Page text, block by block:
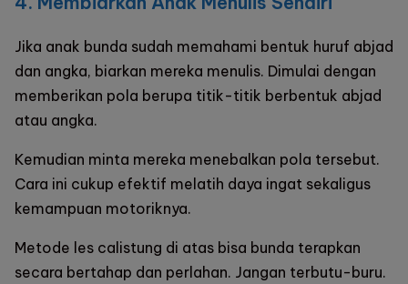
Jika anak bunda sudah memahami bentuk huruf abjad
dan angka, biarkan mereka menulis. Dimulai dengan
memberikan pola berupa titik-titik berbentuk abjad
atau angka.
Kemudian minta mereka menebalkan pola tersebut.
Cara ini cukup efektif melatih daya ingat sekaligus
kemampuan motoriknya.
Metode les calistung di atas bisa bunda terapkan
secara bertahap dan perlahan. Jangan terbutu-buru.